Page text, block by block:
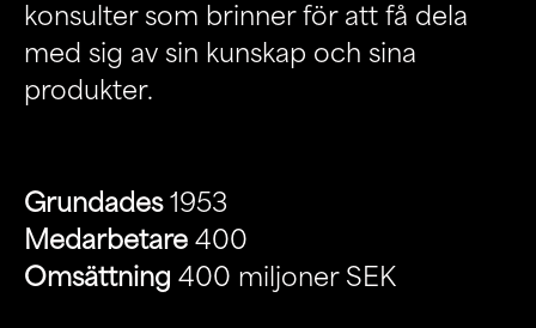
konsulter som brinner för att få dela
med sig av sin kunskap och sina
produkter.
Grundades 1953
Medarbetare 400
Omsättning 400 miljoner SEK